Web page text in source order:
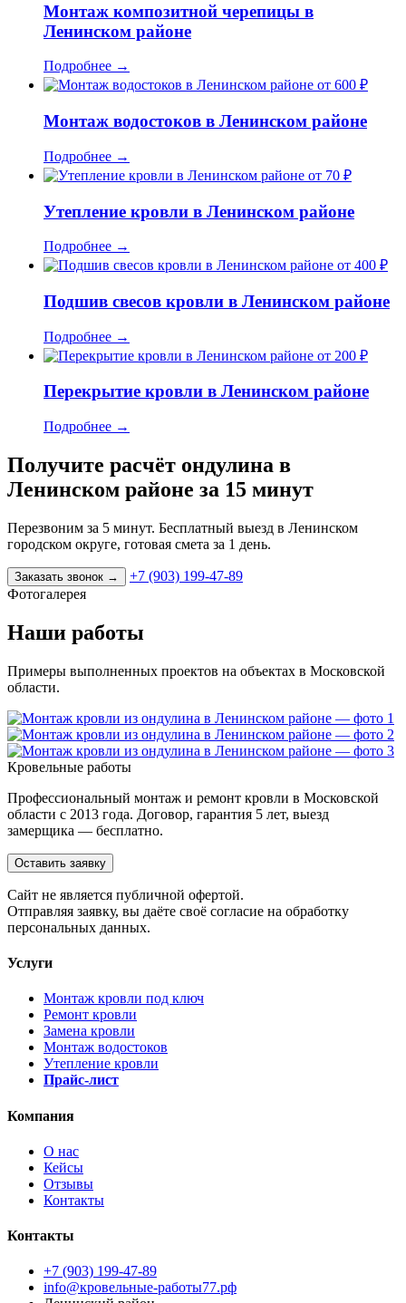
Монтаж композитной черепицы в
Ленинском районе
Подробнее →
от 600 ₽
Монтаж водостоков в Ленинском районе
Подробнее →
от 70 ₽
Утепление кровли в Ленинском районе
Подробнее →
от 400 ₽
Подшив свесов кровли в Ленинском районе
Подробнее →
от 200 ₽
Перекрытие кровли в Ленинском районе
Подробнее →
Получите расчёт ондулина в
Ленинском районе за 15 минут
Перезвоним за 5 минут. Бесплатный выезд в Ленинском
городском округе, готовая смета за 1 день.
Заказать звонок →
+7 (903) 199-47-89
Фотогалерея
Наши работы
Примеры выполненных проектов на объектах в Московской
области.
Кровельные работы
Профессиональный монтаж и ремонт кровли в Московской
области с 2013 года. Договор, гарантия 5 лет, выезд
замерщика — бесплатно.
Оставить заявку
Cайт не является публичной офертой.
Отправляя заявку, вы даёте своё согласие на обработку
персональных данных.
Услуги
Монтаж кровли под ключ
Ремонт кровли
Замена кровли
Монтаж водостоков
Утепление кровли
Прайс-лист
Компания
О нас
Кейсы
Отзывы
Контакты
Контакты
+7 (903) 199-47-89
info@кровельные-работы77.рф